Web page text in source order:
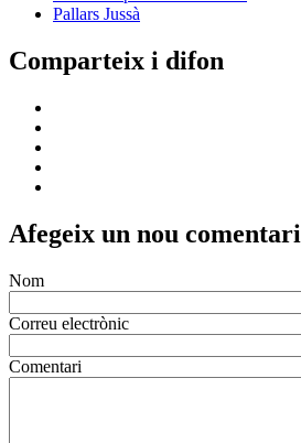
Pallars Jussà
Comparteix i difon
Afegeix un nou comentari
Nom
Correu electrònic
Comentari